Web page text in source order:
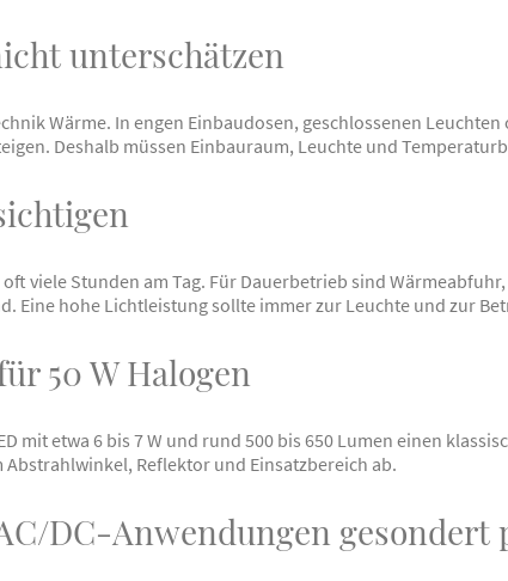
unterschätzen
Wärme. In engen Einbaudosen, geschlossenen
Deshalb müssen Einbauraum, Leuchte und
viele Stunden am Tag. Für Dauerbetrieb sind
Eine hohe Lichtleistung sollte immer zur Leuchte und zur
50 W Halogen
mit etwa 6 bis 7 W und rund 500 bis 650 Lumen einen
Reflektor und Einsatzbereich ab.
DC-Anwendungen gesondert